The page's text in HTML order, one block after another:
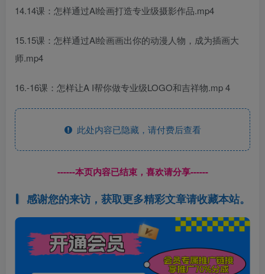
14.14课：怎样通过Al绘画打造专业级摄影作品.mp4
15.15课：怎样通过Al绘画画出你的动漫人物，成为插画大
师.mp4
16.-16课：怎样让A I帮你做专业级LOGO和吉祥物.mp 4
此处内容已隐藏，请付费后查看
------本页内容已结束，喜欢请分享------
感谢您的来访，获取更多精彩文章请收藏本站。